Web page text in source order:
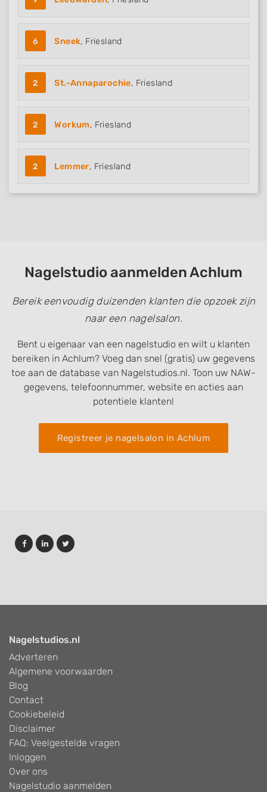
6 Sneek, Friesland
2 St.-Annaparochie, Friesland
2 Workum, Friesland
2 Lemmer, Friesland
Nagelstudio aanmelden Achlum
Bereik eenvoudig duizenden klanten die opzoek zijn
naar een nagelsalon.
Bent u eigenaar van een nagelstudio en wilt u klanten
bereiken in Achlum? Voeg dan snel (gratis) uw gegevens
toe aan de database van Nagelstudios.nl. Toon uw NAW-
gegevens, telefoonnummer, website en acties aan
potentiele klanten!
Registreer je nagelsalon in Achlum
Nagelstudios.nl
Adverteren
Algemene voorwaarden
Blog
Contact
Cookiebeleid
Disclaimer
FAQ: Veelgestelde vragen
Inloggen
Over ons
Nagelstudio aanmelden